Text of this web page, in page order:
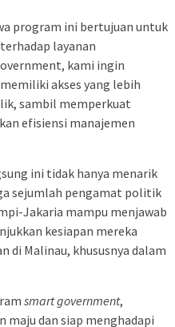
program ini bertujuan untuk
layanan
kami ingin
akses yang lebih
sambil memperkuat
efisiensi manajemen
ini tidak hanya menarik
sejumlah pengamat politik
Jakaria mampu menjawab
kesiapan mereka
di Malinau, khususnya dalam
smart government,
maju dan siap menghadapi